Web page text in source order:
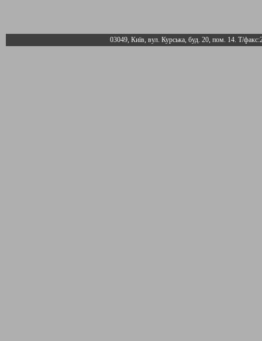
03049, Київ, вул. Курська, буд. 20, пом. 14. Т/